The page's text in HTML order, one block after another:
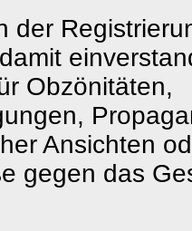
der
Obzönitäten,
Ansichten
gegen das